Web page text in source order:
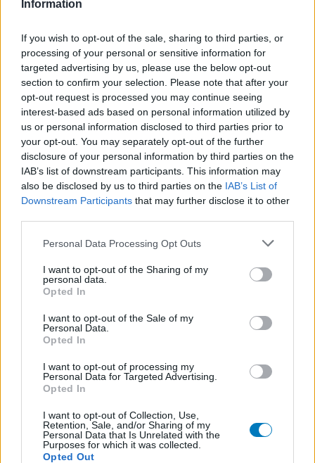
Information
If you wish to opt-out of the sale, sharing to third parties, or
processing of your personal or sensitive information for
targeted advertising by us, please use the below opt-out
section to confirm your selection. Please note that after your
opt-out request is processed you may continue seeing
interest-based ads based on personal information utilized by
us or personal information disclosed to third parties prior to
your opt-out. You may separately opt-out of the further
disclosure of your personal information by third parties on the
IAB’s list of downstream participants. This information may
also be disclosed by us to third parties on the IAB’s List of
Downstream Participants that may further disclose it to other
Personal Data Processing Opt Outs
I want to opt-out of the Sharing of my
personal data.
Opted In
I want to opt-out of the Sale of my
Personal Data.
Opted In
I want to opt-out of processing my
Personal Data for Targeted Advertising.
Opted In
I want to opt-out of Collection, Use,
Retention, Sale, and/or Sharing of my
Personal Data that Is Unrelated with the
Purposes for which it was collected.
Opted Out
Les évaluations de cette page sont écrites par les utilisateurs
eux-mêmes ; ces avis sont d’abord lus, et éventuellement
adaptés afin de répondre à nos standards en ce qui concerne
l’évaluation d’un médicament, avant d’être approuvés. Pour
partager des évaluations, il n’est pas nécessaire de posséder
des connaissances médicales. De cette façon, les évaluations
reflètent seulement une image fidèle des expériences propres
aux utilisateurs et pas celle du propriétaire de ce site web.
N’oubliez-pas que les expériences peuvent varier selon les
individus et que pour tout avis médical, il faut toujours prendre
contact avec votre médecin ou votre pharmacien.